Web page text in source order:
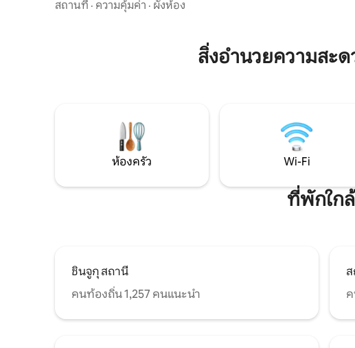
มาอย่างดีตลอดกาล และตั้งอยู่ที่นี่อย่าง
เงียบสงบ ที่พักแห่งนี้มอบความสะดวกสบาย
เดียวกันก็ยังคงความเงียบสงบและความ
อบอุ่นของพื้นที่อยู่อาศัยแบบญี่ปุ่นดั้งเดิม
สามารถเพลิดเพลินไปกับประสบการณ์การ
ใช้ชีวิตที่อบอุ่นและสะดวกสบาย ★ ใจกลาง
ชินจูกุ โตเกียว ตั้งอยู่ในย่านใจกลางเมืองที่
คึกคักที่สุดของโตเกียว คุณสามารถสัมผัสได้
เพลิดเพลินกับพื้นที่อันเงียบสงบที่หายาก ★
ไม่เพียงแต่สะดวกสำหรับการเดินทาง
เท่านั้น แต่ยังช่วยให้คุณใช้ชีวิตได้แบบคน
ท้องถิ่นด้วย 🍞 เดิน 5 เมตร ร้านเบเกอรี่ที่
มีชื่อเสียงบนอินเทอร์เน็ตและเป็นที่ชื่นชอบ
ของคนในท้องถิ่น ที่นี่คุณจะเพลิดเพลินไป
สถานที่ · ความคุ้มค่า · ผังห้อง
"The Zen SPA
สุขภัณฑ์แบบมีระบบช
อากาศ/หม้อหุงข้าว/ฯลฯ ■ สิ่งอำนวย
สะดวกในห้องน้ำ อ่
น้ำ/แชมพู/ครีมนวด
คิงไซส์ 1 เตียง ห้องน
สิ่งอำนวยความสะ
ห้องครัว Wi-Fi
ที่พักใก
ชินจูกุ สถานี
คนท้องถิ่น 1,257 คนแนะนำ